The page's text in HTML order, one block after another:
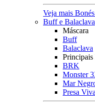
Veja mais
Buff e Balaclava
Máscara
Buff
Balaclava
Principais
BRK
Monster
Mar
Presa Viva